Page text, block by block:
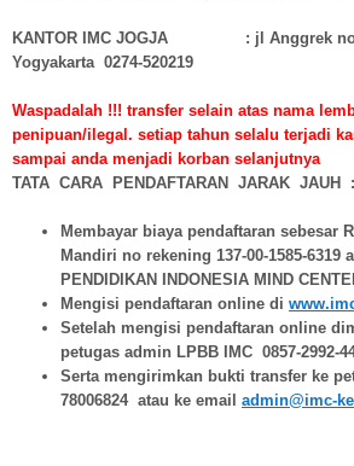
KANTOR IMC JOGJA : jl Anggrek no
Yogyakarta 0274-520219
Waspadalah !!! transfer selain atas nama
penipuan/ilegal. setiap tahun selalu terjadi
sampai anda menjadi korban selanjutnya
TATA CARA PENDAFTARAN JARAK JAUH :
Membayar biaya pendaftaran sebesar
Mandiri no rekening 137-00-1585-6319
PENDIDIKAN INDONESIA MIND
Mengisi pendaftaran online di
Setelah mengisi pendaftaran online
petugas admin LPBB IMC 0857-2992-
Serta mengirimkan bukti transfer ke
78006824 atau ke email admin@imc-